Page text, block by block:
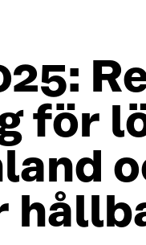
för